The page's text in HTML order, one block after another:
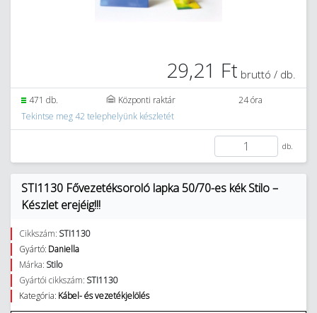
29,21 Ft bruttó / db.
471 db. Központi raktár
24 óra
Tekintse meg 42 telephelyünk készletét
db.
STI1130 Fővezetéksoroló lapka 50/70-es kék Stilo –
Készlet erejéig!!!
Cikkszám: STI1130
Gyártó: Daniella
Márka: Stilo
Gyártói cikkszám: STI1130
Kategória: Kábel- és vezetékjelölés